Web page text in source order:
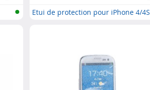
Etui de protection pour iPhone 4/4S